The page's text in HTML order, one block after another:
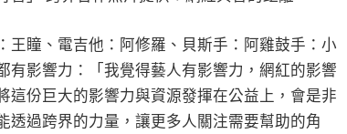
王瞳、電吉他：阿修羅、貝斯手：阿雞鼓手：小
影響力：「我覺得藝人有影響力，網紅的影響
這份巨大的影響力與資源發揮在公益上，會是非
透過跨界的力量，讓更多人關注需要幫助的角